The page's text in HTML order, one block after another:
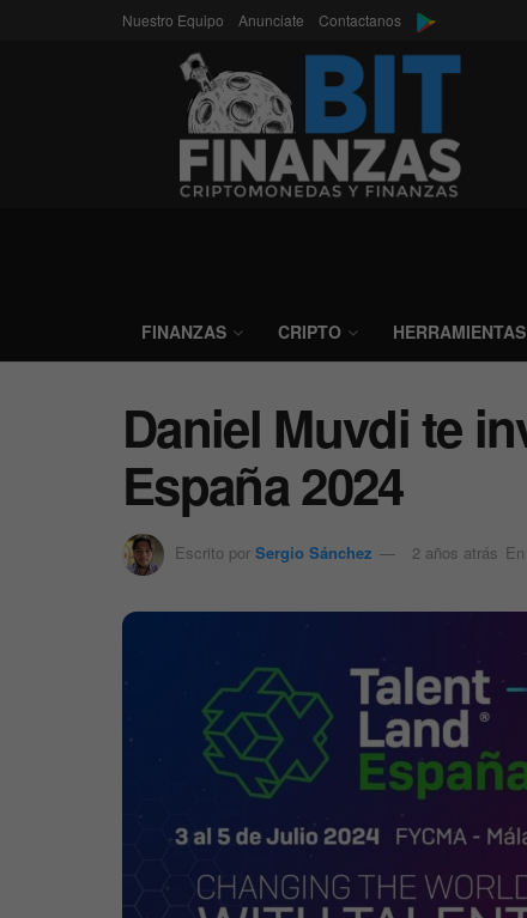
Nuestro Equipo Anunciate Contactanos
FINANZAS CRIPTO HERRAMIENTAS
Daniel Muvdi te
España 2024
Escrito por Sergio Sánchez 2 años atrás En